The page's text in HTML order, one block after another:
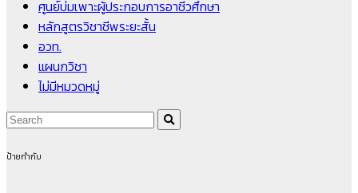
ศูนย์บ่มเพาะผู้ประกอบการอาชีวศึกษา
หลักสูตรวิชาชีพระยะสั้น
อวท.
แผนกวิชา
ไม่มีหมวดหมู่
ป้ายกำกับ